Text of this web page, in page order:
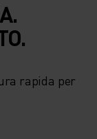
rapida per